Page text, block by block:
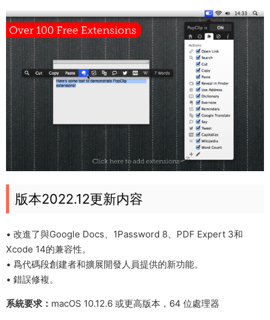
版本2022.12更新内容
• 改進了與Google Docs、1Password 8、PDF Expert 3和
Xcode 14的兼容性。
• 爲代碼段創建者和擴展開發人員提供的新功能。
• 錯誤修複。
系統要求： macOS 10.12.6 或更高版本，64 位處理器